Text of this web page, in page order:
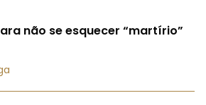
não se esquecer “martírio”